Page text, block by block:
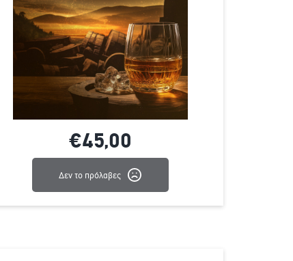
€45,00
Δεν το πρόλαβες